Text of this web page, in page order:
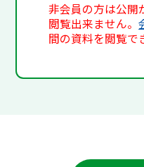
非会員の方は公開
閲覧出来ません。
間の資料を閲覧で